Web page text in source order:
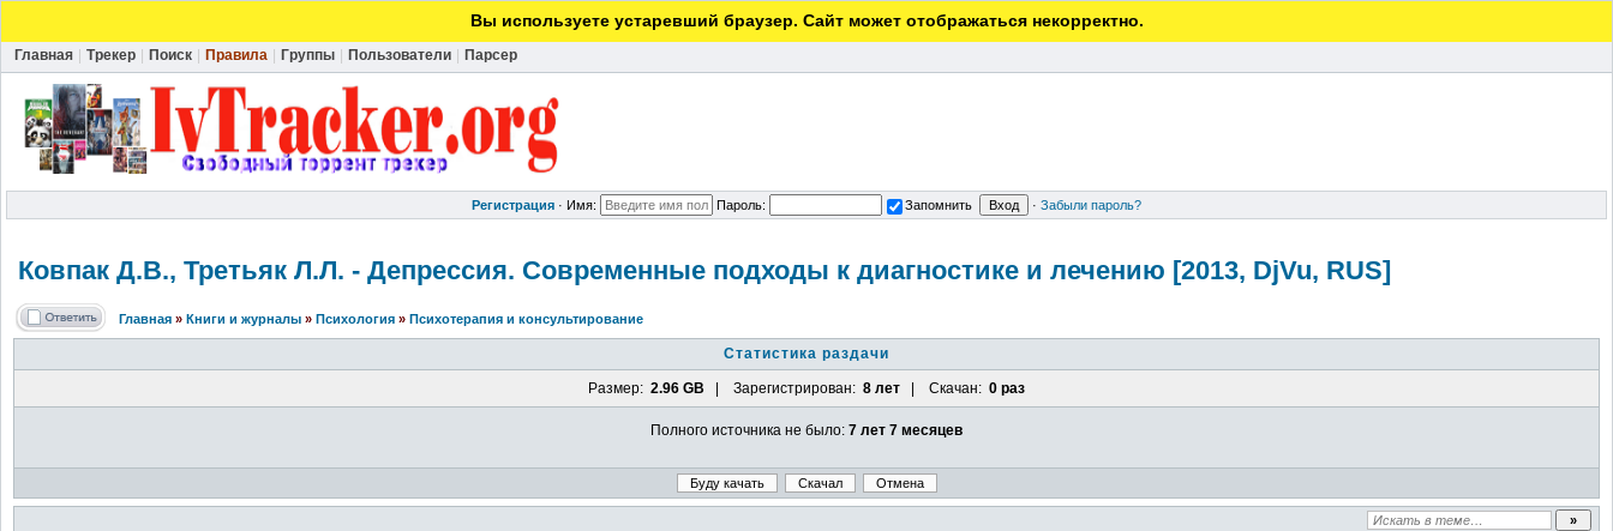
Вы используете устаревший браузер. Сайт может отображаться некорректно.
Главная Трекер Поиск Правила Группы Пользователи Парсер
Регистрация · Имя: Пароль: Запомнить · Забыли пароль?
Ковпак Д.В., Третьяк Л.Л. - Депрессия. Современные подходы к диагностике и лечению [2013, DjVu, RUS]
Главная » Книги и журналы » Психология » Психотерапия и консультирование
Статистика раздачи
Размер: 2.96 GB | Зарегистрирован: 8 лет | Скачан: 0 раз
Полного источника не было: 7 лет 7 месяцев